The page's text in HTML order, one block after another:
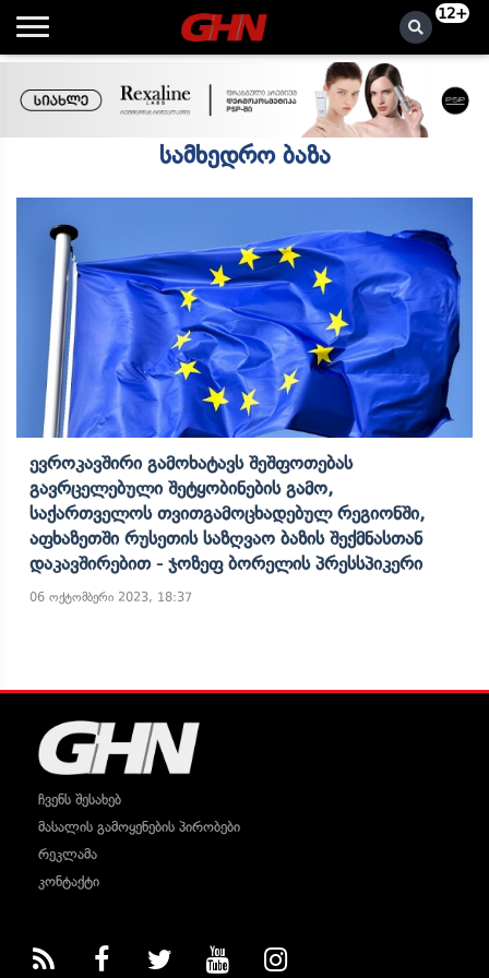
12+
სამხედრო ბაზა
Ევროკავშირი Გამოხატავს Შეშფოთებას
Გავრცელებული Შეტყობინების Გამო,
Საქართველოს Თვითგამოცხადებულ Რეგიონში,
Აფხაზეთში Რუსეთის Საზღვაო Ბაზის Შექმნასთან
Დაკავშირებით - Ჯოზეფ Ბორელის Პრესსპიკერი
06 ოქტომბერი 2023, 18:37
ჩვენს შესახებ
მასალის გამოყენების პირობები
რეკლამა
კონტაქტი